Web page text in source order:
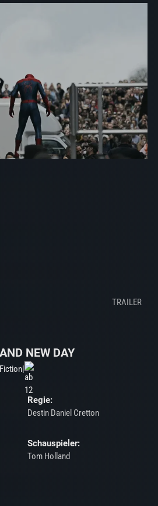
NEW DAY
|
Regie:
Destin Daniel Cretton
Schauspieler:
Tom Holland